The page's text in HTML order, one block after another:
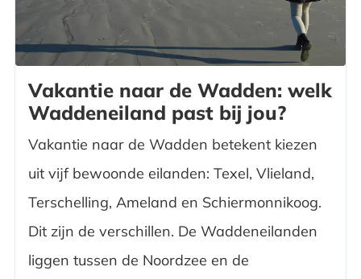
Vakantie naar de Wadden: welk
Waddeneiland past bij jou?
Vakantie naar de Wadden betekent kiezen
uit vijf bewoonde eilanden: Texel, Vlieland,
Terschelling, Ameland en Schiermonnikoog.
Dit zijn de verschillen. De Waddeneilanden
liggen tussen de Noordzee en de